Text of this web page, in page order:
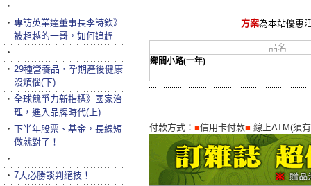
方案為本站優惠
品名
鄉間小路(一年)
付款方式： ■信用卡付款■ 線上ATM(須
‧
‧ 專訪英業達董事長李詩欽》
被超越的一哥，如何追趕
‧
‧ 29種營養品‧孕期產後健康
沒煩惱(下)
‧ 全球競爭力新指標》國家治
理，進入品牌時代(上)
‧ 下半年股票、基金，長線短
做就對了！
‧
‧ 7大必勝談判絕技！